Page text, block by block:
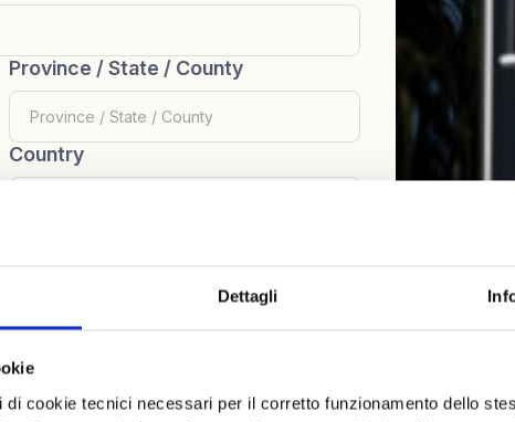
Dettagli
cookie tecnici necessari per il corretto funzionamento dello
Province / State / County
Country
il tuo problema e i nostri tecnici ti